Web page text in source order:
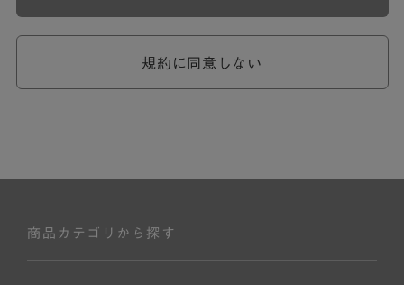
めが優先されるものとします。
ません。
規約に同意しない
商品カテゴリから探す